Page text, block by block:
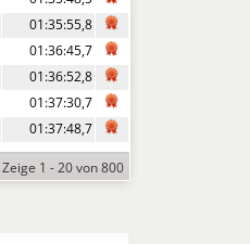
01:35:55,8
01:36:45,7
01:36:52,8
01:37:30,7
01:37:48,7
Zeige 1 - 20 von 800